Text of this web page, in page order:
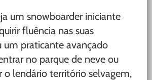
um snowboarder iniciante
fluência nas suas
um praticante avançado
no parque de neve ou
o lendário território selvagem,